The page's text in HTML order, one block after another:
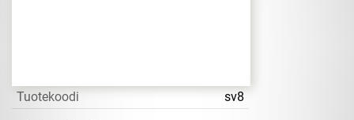
Tuotekoodi sv8